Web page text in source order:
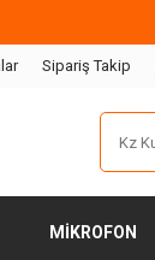
Sipariş Takip
MIKROFON